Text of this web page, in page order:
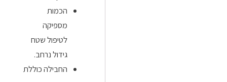
הכמות
מספיקה
לטיפול שטח
גידול נרחב.
החבילה כוללת